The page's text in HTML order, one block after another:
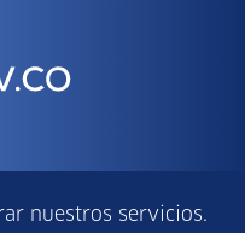
nuestros servicios.